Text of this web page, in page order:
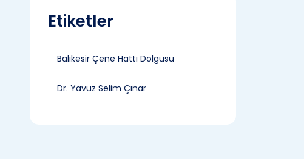
Etiketler
Balıkesir Çene Hattı Dolgusu
Dr. Yavuz Selim Çınar